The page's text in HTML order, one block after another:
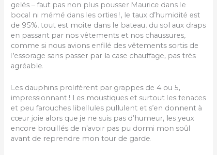
gelés – faut pas non plus pousser Maurice dans le
bocal ni mémé dans les orties !, le taux d’humidité est
de 95%, tout est moite dans le bateau, du sol aux draps
en passant par nos vêtements et nos chaussures,
comme si nous avions enfilé des vêtements sortis de
l’essorage sans passer par la case chauffage, pas très
agréable.
Les dauphins prolifèrent par grappes de 4 ou 5,
impressionnant ! Les moustiques et surtout les tenaces
et peu farouches libellules pullulent et s’en donnent à
cœur joie alors que je ne suis pas d’humeur, les yeux
encore brouillés de n’avoir pas pu dormi mon soûl
avant de reprendre mon tour de garde.